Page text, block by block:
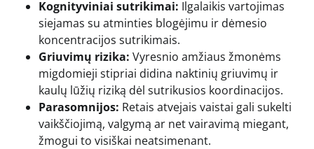
Kognityviniai sutrikimai: Ilgalaikis vartojimas
siejamas su atminties blogėjimu ir dėmesio
koncentracijos sutrikimais.
Griuvimų rizika: Vyresnio amžiaus žmonėms
migdomieji stipriai didina naktinių griuvimų ir
kaulų lūžių riziką dėl sutrikusios koordinacijos.
Parasomnijos: Retais atvejais vaistai gali sukelti
vaikščiojimą, valgymą ar net vairavimą miegant,
žmogui to visiškai neatsimenant.